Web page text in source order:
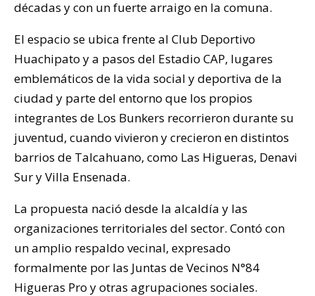
décadas y con un fuerte arraigo en la comuna.
El espacio se ubica frente al Club Deportivo
Huachipato y a pasos del Estadio CAP, lugares
emblemáticos de la vida social y deportiva de la
ciudad y parte del entorno que los propios
integrantes de Los Bunkers recorrieron durante su
juventud, cuando vivieron y crecieron en distintos
barrios de Talcahuano, como Las Higueras, Denavi
Sur y Villa Ensenada.
La propuesta nació desde la alcaldía y las
organizaciones territoriales del sector. Contó con
un amplio respaldo vecinal, expresado
formalmente por las Juntas de Vecinos N°84
Higueras Pro y otras agrupaciones sociales.